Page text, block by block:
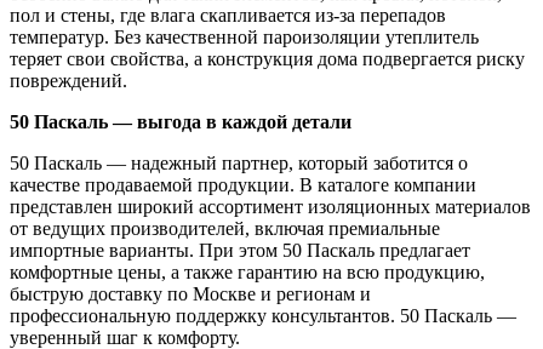
пол и стены, где влага скапливается из-за перепадов
температур. Без качественной пароизоляции утеплитель
теряет свои свойства, а конструкция дома подвергается риску
повреждений.
50 Паскаль — выгода в каждой детали
50 Паскаль — надежный партнер, который заботится о
качестве продаваемой продукции. В каталоге компании
представлен широкий ассортимент изоляционных материалов
от ведущих производителей, включая премиальные
импортные варианты. При этом 50 Паскаль предлагает
комфортные цены, а также гарантию на всю продукцию,
быструю доставку по Москве и регионам и
профессиональную поддержку консультантов. 50 Паскаль —
уверенный шаг к комфорту.